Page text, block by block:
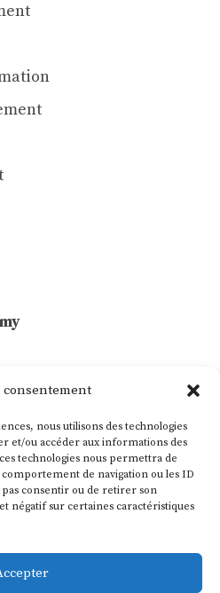
consentement
nous utilisons des technologies
et/ou accéder aux informations des
technologies nous permettra de
de navigation ou les ID
consentir ou de retirer son
négatif sur certaines caractéristiques